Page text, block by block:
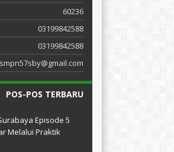
60236
03199842588
03199842588
smpn57sby@gmail.com
POS-POS TERBARU
Episode 5
Melalui Praktik